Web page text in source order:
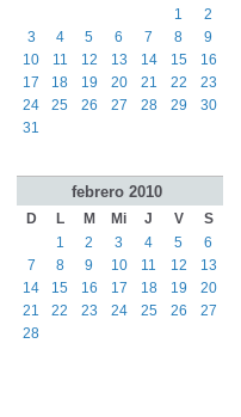
1
2
3
4 5 6 7 8
9
10
11 12 13 14 15
16
17
18 19 20 21 22
23
24
25 26 27 28 29
30
31
febrero 2010
D L M Mi J V
S
1
2 3 4 5
6
7
8 9 10 11 12
13
14
15 16 17 18 19
20
21
22 23 24 25 26
27
28